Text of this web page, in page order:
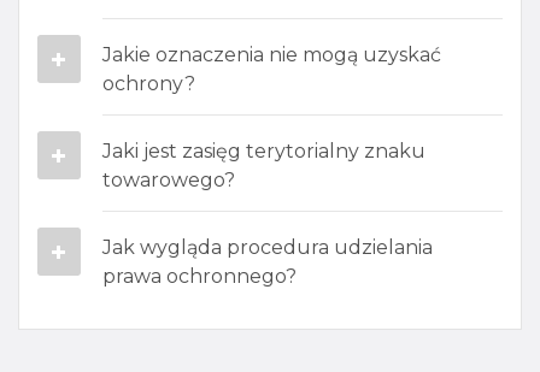
Jakie oznaczenia nie mogą uzyskać
ochrony?
Jaki jest zasięg terytorialny znaku
towarowego​?
Jak wygląda procedura udzielania
prawa ochronnego?​